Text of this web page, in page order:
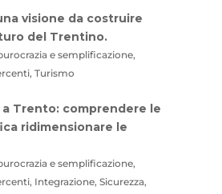
visione da costruire
del Trentino.
e semplificazione,
Turismo
Trento: comprendere le
ridimensionare le
e semplificazione,
Integrazione, Sicurezza,